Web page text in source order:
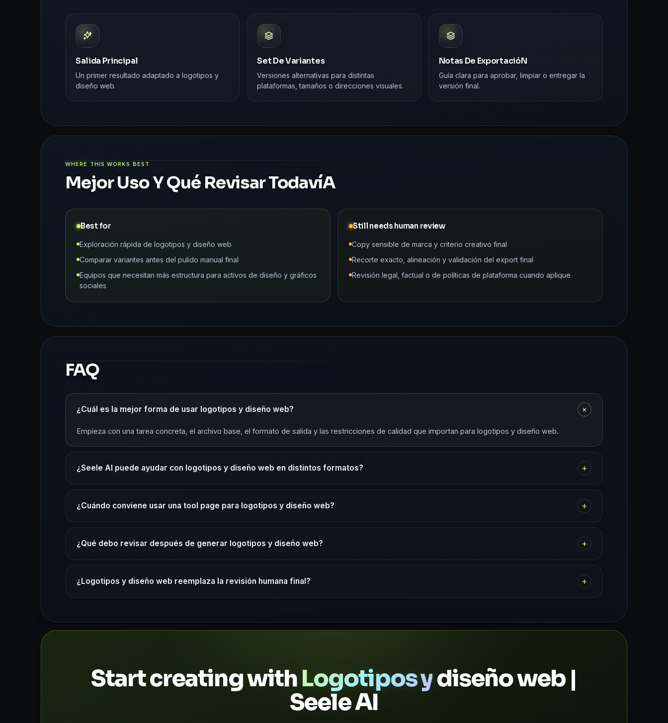
Salida Principal
Un primer resultado adaptado a logotipos y
diseño web.
Set De Variantes
Versiones alternativas para distintas
plataformas, tamaños o direcciones visuales.
Notas De ExportacióN
Guía clara para aprobar, limpiar o entregar la
versión final.
WHERE THIS WORKS BEST
Mejor Uso Y Qué Revisar TodavíA
Best for
Exploración rápida de logotipos y diseño web
Comparar variantes antes del pulido manual final
Equipos que necesitan más estructura para activos de diseño y gráficos
sociales
Still needs human review
Copy sensible de marca y criterio creativo final
Recorte exacto, alineación y validación del export final
Revisión legal, factual o de políticas de plataforma cuando aplique
FAQ
¿Cuál es la mejor forma de usar logotipos y diseño web? +
Empieza con una tarea concreta, el archivo base, el formato de salida y las restricciones de calidad que importan para logotipos y diseño web.
¿Seele AI puede ayudar con logotipos y diseño web en distintos formatos? +
¿Cuándo conviene usar una tool page para logotipos y diseño web? +
¿Qué debo revisar después de generar logotipos y diseño web? +
¿Logotipos y diseño web reemplaza la revisión humana final? +
Start creating withLogotipos ydiseño web |
Seele AI